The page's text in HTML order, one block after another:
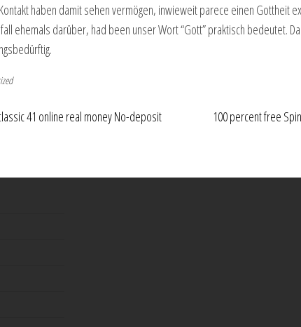
haben damit sehen vermögen, inwieweit parece einen Gottheit
ehemals darüber, had been unser Wort “Gott” praktisch bedeutet.
41 online real money No-deposit
100 percent free